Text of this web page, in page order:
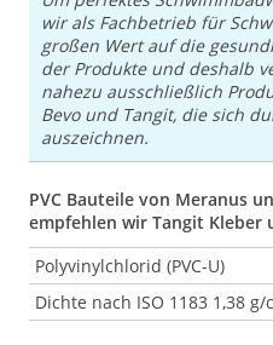
wir als Fachbetrieb für
großen Wert auf die
der Produkte und deshalb
nahezu ausschließlich
Bevo und Tangit, die sich
auszeichnen.
PVC Bauteile von Meranus
empfehlen wir Tangit Kleber
Polyvinylchlorid (PVC-U)
Dichte nach ISO 1183 1,38 g/